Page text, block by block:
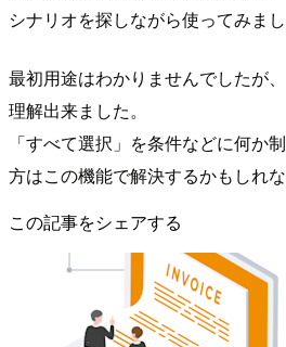
シナリオを探しながら使ってみまし
最初用途はわかりませんでしたが
理解出来ました。
「すべて選択」を条件などに何か
方はこの機能で解決するかもしれな
この記事をシェアする